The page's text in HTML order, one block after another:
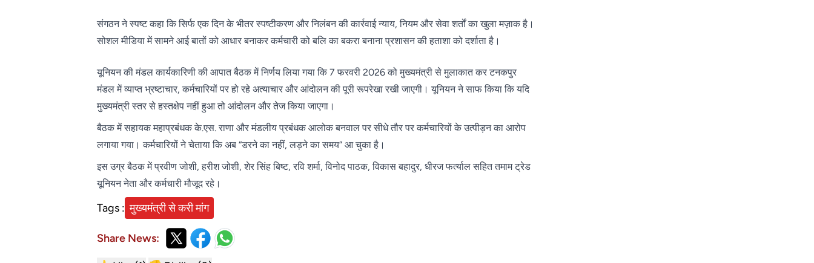
संगठन ने स्पष्ट कहा कि सिर्फ एक दिन के भीतर स्पष्टीकरण और निलंबन की कार्रवाई न्याय, नियम और सेवा शर्तों का खुला मज़ाक है।
सोशल मीडिया में सामने आई बातों को आधार बनाकर कर्मचारी को बलि का बकरा बनाना प्रशासन की हताशा को दर्शाता है।
यूनियन की मंडल कार्यकारिणी की आपात बैठक में निर्णय लिया गया कि 7 फरवरी 2026 को मुख्यमंत्री से मुलाकात कर टनकपुर
मंडल में व्याप्त भ्रष्टाचार, कर्मचारियों पर हो रहे अत्याचार और आंदोलन की पूरी रूपरेखा रखी जाएगी। यूनियन ने साफ किया कि यदि
मुख्यमंत्री स्तर से हस्तक्षेप नहीं हुआ तो आंदोलन और तेज किया जाएगा।
बैठक में सहायक महाप्रबंधक के.एस. राणा और मंडलीय प्रबंधक आलोक बनवाल पर सीधे तौर पर कर्मचारियों के उत्पीड़न का आरोप
लगाया गया। कर्मचारियों ने चेताया कि अब “डरने का नहीं, लड़ने का समय” आ चुका है।
इस उग्र बैठक में प्रवीण जोशी, हरीश जोशी, शेर सिंह बिष्ट, रवि शर्मा, विनोद पाठक, विकास बहादुर, धीरज फर्त्याल सहित तमाम ट्रेड
यूनियन नेता और कर्मचारी मौजूद रहे।
Tags : मुख्यमंत्री से करी मांग
Share News: